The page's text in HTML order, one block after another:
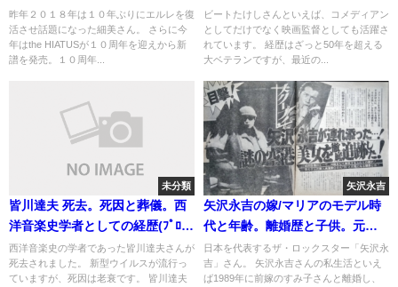
と出席者(画像)
昨年２０１８年は１０年ぶりにエルレを復
活させ話題になった細美さん。 さらに今
年はthe HIATUSが１０周年を迎えから新
譜を発売。１０周年...
昔の相方/きよし
ビートたけしさんといえば、コメディアン
としてだけでなく映画監督としても活躍さ
れています。 経歴はざっと50年を超える
大ベテランですが、最近の...
未分類
皆川達夫 死去。死因と葬儀。西
洋音楽史学者としての経歴(ﾌﾟﾛﾌｨ
ｰﾙ)
西洋音楽史の学者であった皆川達夫さんが
死去されました。 新型ウイルスが流行っ
ていますが、死因は老衰です。 皆川達夫
矢沢永吉
矢沢永吉の嫁/マリアのモデル時
代と年齢。離婚歴と子供。元旦
那は熊谷登喜夫
日本を代表するザ・ロックスター「矢沢永
吉」さん。 矢沢永吉さんの私生活といえ
ば1989年に前嫁のすみ子さんと離婚し、